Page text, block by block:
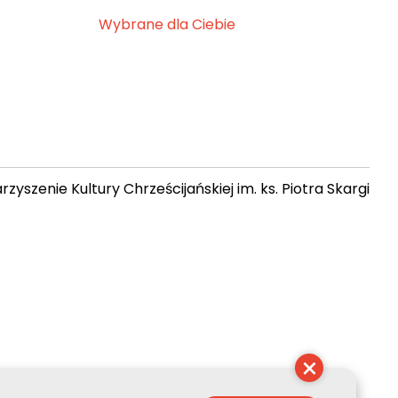
Wybrane dla Ciebie
Kultury Chrześcijańskiej im. ks. Piotra Skargi
×